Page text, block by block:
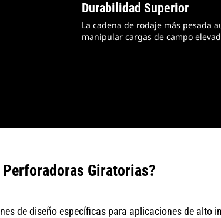
Durabilidad Superior
La cadena de rodaje más pesada
manipular cargas de campo
Perforadoras Giratorias?
de diseño específicas para aplicaciones de alto